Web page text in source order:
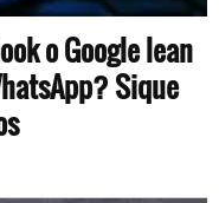
o Google lean
Sique